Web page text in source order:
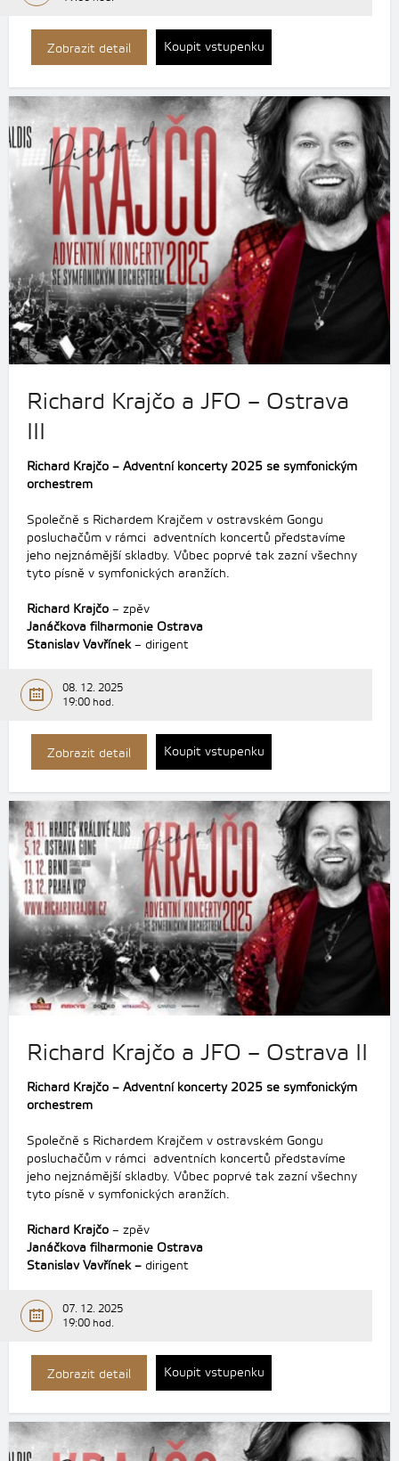
Zobrazit detail Koupit vstupenku
Richard Krajčo a JFO – Ostrava
III
Richard Krajčo – Adventní koncerty 2025 se symfonickým
orchestrem
Společně s Richardem Krajčem v ostravském Gongu
posluchačům v rámci adventních koncertů představíme
jeho nejznámější skladby. Vůbec poprvé tak zazní všechny
tyto písně v symfonických aranžích.
Richard Krajčo – zpěv
Janáčkova filharmonie Ostrava
Stanislav Vavřínek– dirigent
08. 12. 2025
19:00 hod.
Zobrazit detail Koupit vstupenku
Richard Krajčo a JFO – Ostrava II
Richard Krajčo – Adventní koncerty 2025 se symfonickým
orchestrem
Společně s Richardem Krajčem v ostravském Gongu
posluchačům v rámci adventních koncertů představíme
jeho nejznámější skladby. Vůbec poprvé tak zazní všechny
tyto písně v symfonických aranžích.
Richard Krajčo – zpěv
Janáčkova filharmonie Ostrava
Stanislav Vavřínek – dirigent
07. 12. 2025
19:00 hod.
Zobrazit detail Koupit vstupenku